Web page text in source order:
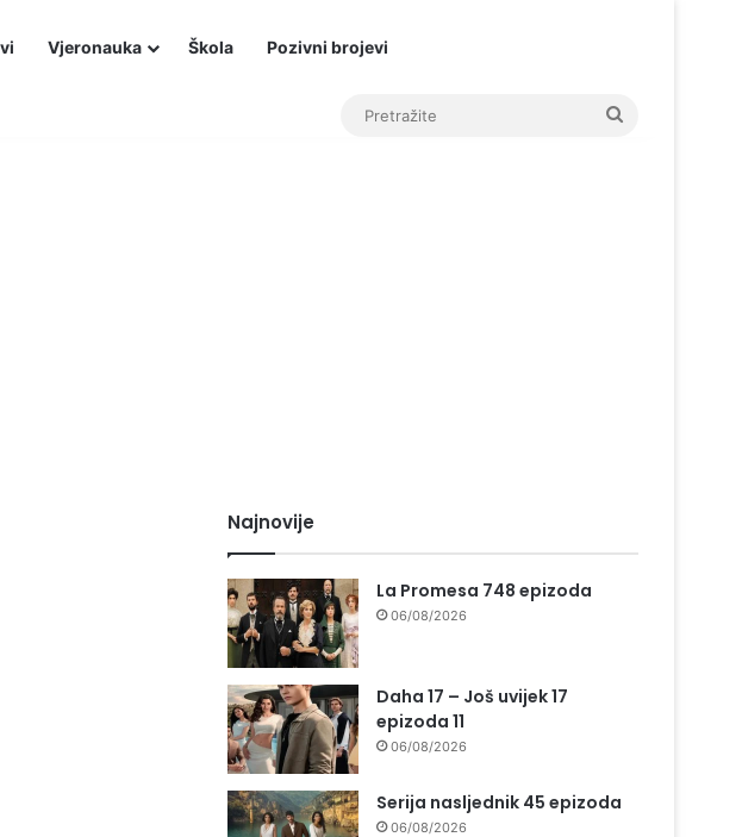
Vjeronauka Škola Pozivni brojevi
Najnovije
La Promesa 748 epizoda
06/08/2026
Daha 17 – Još uvijek 17
epizoda 11
06/08/2026
Serija nasljednik 45 epizoda
06/08/2026